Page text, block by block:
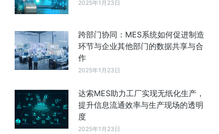
2025年1月23日
跨部门协同：MES系统如何促进制造
环节与企业其他部门的数据共享与合
作
2025年1月23日
达索MES助力工厂实现无纸化生产，
提升信息流通效率与生产现场的透明
度
2025年1月23日